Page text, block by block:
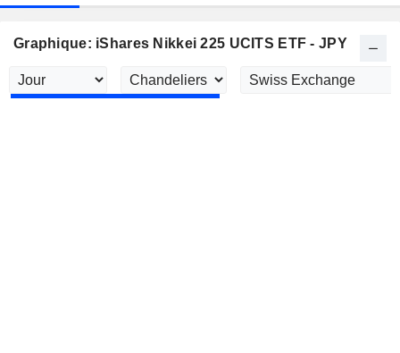
Graphique: iShares Nikkei 225 UCITS ETF - JPY